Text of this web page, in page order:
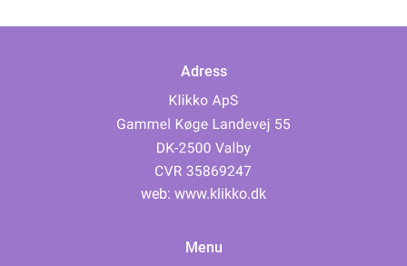
Adress
web: www.klikko.dk
Menu